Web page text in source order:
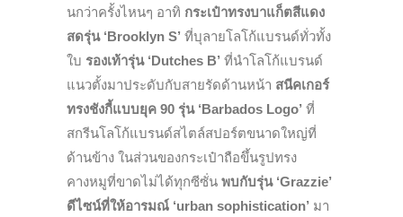
นกว่าครั้งไหนๆ อาทิ กระเป๋าทรงบาแก็ตสีแดง
สดรุ่น ‘Brooklyn S’ ที่บุลายโลโก้แบรนด์ทั่วทั้ง
ใบ รองเท้ารุ่น ‘Dutches B’ ที่นำโลโก้แบรนด์
แนวตั้งมาประดับกับสายรัดด้านหน้า สนีคเกอร์
ทรงชังกี้แบบยุค 90 รุ่น ‘Barbados Logo’ ที่
สกรีนโลโก้แบรนด์สไตล์สปอร์ตขนาดใหญ่ที่
ด้านข้าง ในส่วนของกระเป๋าถือขึ้นรูปทรง
คางหมูที่ขาดไม่ได้ทุกซีซั่น พบกับรุ่น ‘Grazzie’
ดีไซน์ที่ให้อารมณ์ ‘urban sophistication’ มา